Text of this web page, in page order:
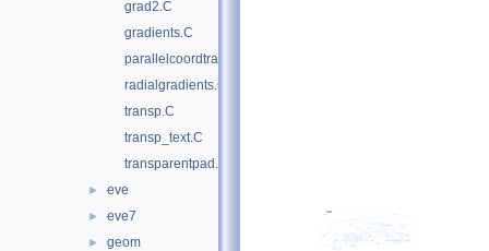
grad2.C
gradients.C
parallelcoordtrans.C
radialgradients.C
transp.C
transp_text.C
transparentpad.C
► eve
► eve7
► geom